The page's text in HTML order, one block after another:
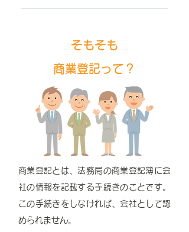
社解散」という手順を踏むことに
なりますので、注意が必要です。
また、登記手続き上は、「株式会
社設立」として扱われますので、
同じタイミングで目的や役員等の
変更をしても登録免許税が変わり
ませんので、一緒にご検討される
のをお勧めします。
の移動コストの削減が図れます。
決議でできるわけでありません。
代表取締役等が3ヶ月に1回以上行
わなければならない取締役会への
業務執行状況の報告については、
実際に取締役会を開催する必要が
ありますので、ご注意ください。
会社法施行前まで、決算公告義務
限会社には公告義務がありません
限会社が設立できなくなりました
も、またどのような機関設計であ
っても、株式会社であれば、決算
公告が義務付けられました。 従っ
て、有限会社から株式会社に移行
する場合には、新たに決算公告義
務が生じるので注意が必要となり
ます。
そもそも
商業登記って？
商業登記とは、法務局の商業登記簿に会
社の情報を記載する手続きのことです。
この手続きをしなければ、会社として認
められません。